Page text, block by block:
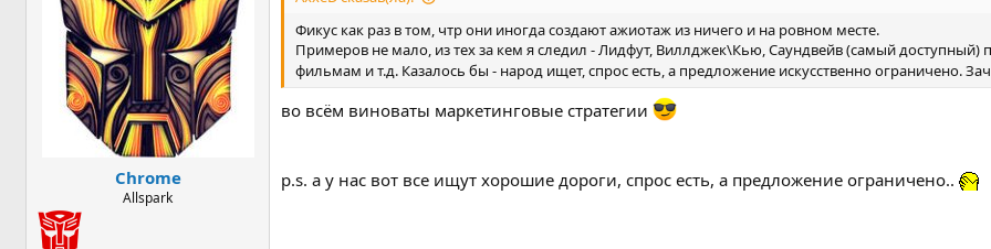
Chrome
Allspark
Фикус как раз в том, чтр они иногда создают ажиотаж из ничего и на ровном месте.
Примеров не мало, из тех за кем я следил - Лидфут, Виллджек\Кью, Саундвейв (самый
фильмам и т.д. Казалось бы - народ ищет, спрос есть, а предложение искусственно ограничено.
во всём виноваты маркетинговые стратегии
p.s. а у нас вот все ищут хорошие дороги, спрос есть, а предложение ограничено..